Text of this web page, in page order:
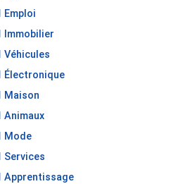
Emploi
Immobilier
Véhicules
Électronique
Maison
Animaux
Mode
Services
Apprentissage